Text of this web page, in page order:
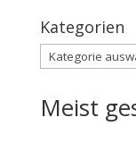
Kategorien
Kategorien
Meist